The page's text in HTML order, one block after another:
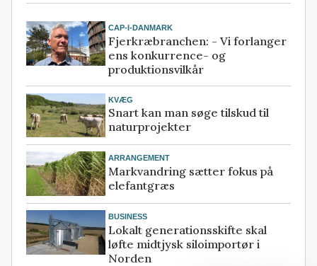
CAP-I-DANMARK
Fjerkræbranchen: - Vi forlanger
ens konkurrence- og
produktionsvilkår
KVÆG
Snart kan man søge tilskud til
naturprojekter
ARRANGEMENT
Markvandring sætter fokus på
elefantgræs
BUSINESS
Lokalt generationsskifte skal
løfte midtjysk siloimportør i
Norden